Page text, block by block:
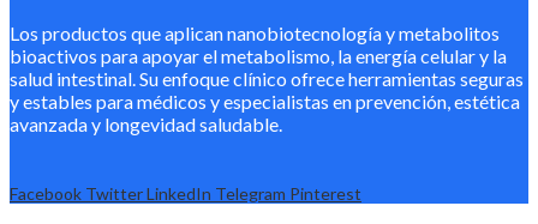
Los productos que aplican nanobiotecnología y metabolitos
bioactivos para apoyar el metabolismo, la energía celular y la
salud intestinal. Su enfoque clínico ofrece herramientas seguras
y estables para médicos y especialistas en prevención, estética
avanzada y longevidad saludable.
Facebook TwitterLinkedIn Telegram Pinterest